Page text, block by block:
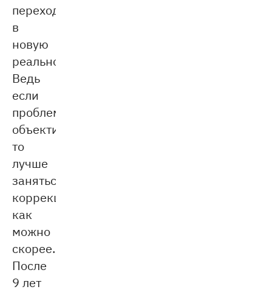
переходить
в
новую
реальность.
Ведь
если
проблемы
объективные,
то
лучше
заняться
коррекцией
как
можно
скорее.
После
9 лет